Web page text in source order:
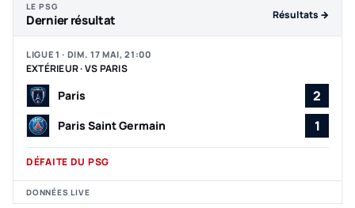
LE PSG
Dernier résultat Résultats →
LIGUE 1 · DIM. 17 MAI, 21:00
EXTÉRIEUR · VS PARIS
Paris 2
Paris Saint Germain 1
DÉFAITE DU PSG
DONNÉES LIVE